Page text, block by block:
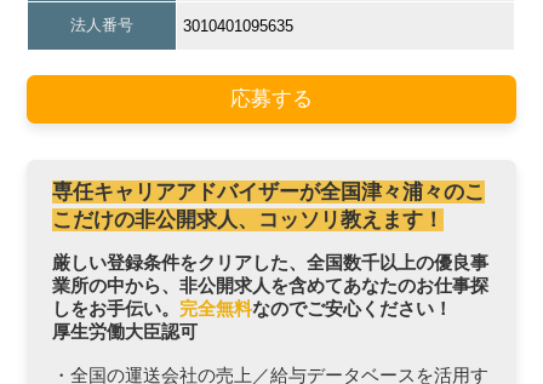
法人番号 3010401095635
応募する
専任キャリアアドバイザーが全国津々浦々のこ
こだけの非公開求人、コッソリ教えます！
厳しい登録条件をクリアした、全国数千以上の優良事
業所の中から、非公開求人を含めてあなたのお仕事探
しをお手伝い。 完全無料なのでご安心ください！
厚生労働大臣認可
・全国の運送会社の売上／給与データベースを活用す